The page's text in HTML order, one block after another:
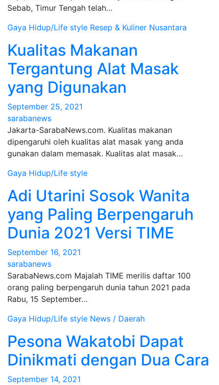
Sebab, Timur Tengah telah…
Gaya Hidup/Life style Resep & Kuliner Nusantara
Kualitas Makanan
Tergantung Alat Masak
yang Digunakan
September 25, 2021
sarabanews
Jakarta-SarabaNews.com. Kualitas makanan
dipengaruhi oleh kualitas alat masak yang anda
gunakan dalam memasak. Kualitas alat masak…
Gaya Hidup/Life style
Adi Utarini Sosok Wanita
yang Paling Berpengaruh
Dunia 2021 Versi TIME
September 16, 2021
sarabanews
SarabaNews.com Majalah TIME merilis daftar 100
orang paling berpengaruh dunia tahun 2021 pada
Rabu, 15 September…
Gaya Hidup/Life style News / Daerah
Pesona Wakatobi Dapat
Dinikmati dengan Dua Cara
September 14, 2021